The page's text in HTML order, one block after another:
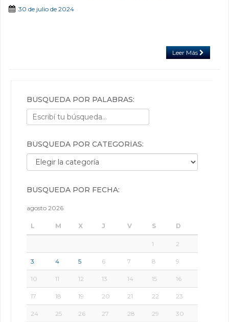
30 de julio de 2024
Leer Más
BÚSQUEDA POR PALABRAS:
BÚSQUEDA POR CATEGORÍAS:
Búsqueda por categorías:
BÚSQUEDA POR FECHA:
agosto 2026
L M X J V S D
1 2
3 4 5 6 7 8 9
10 11 12 13 14 15 16
17 18 19 20 21 22 23
24 25 26 27 28 29 30